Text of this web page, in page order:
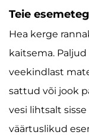
Teie
Hea kerge
kaitsema.
veekindlast
sattud või jook
vesi lihtsalt
väärtuslikud